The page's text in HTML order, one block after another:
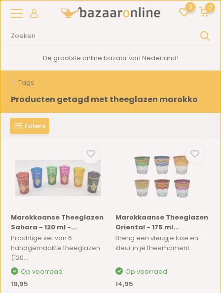
0 0
De grootste online bazaar van Nederland!
Tags
Producten getagd met theeglazen marokko
Filters
Marokkaanse Theeglazen
Sahara - 120 ml -...
Prachtige set van 6
handgemaakte theeglazen
(120...
Op voorraad
19,95
Marokkaanse Theeglazen
Oriental - 175 ml...
Breng een vleugje luxe en
kleur in je theemoment...
Op voorraad
14,95